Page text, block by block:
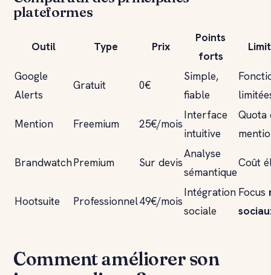
plateformes
Outil Type Prix
Points
forts
Google
Alerts
Gratuit 0€
Simple,
fiable
Mention Freemium 25€/mois
Interface
intuitive
Quota
BrandwatchPremium Sur devis
Analyse
sémantique
Coût
Hootsuite Professionnel49€/mois
Intégration
sociale
Focus
Comment améliorer son